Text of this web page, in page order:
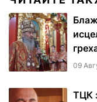
09
ТЦК